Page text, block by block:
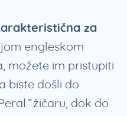
za
engleskom
možete im pristupiti
biste došli do
žičaru, dok do